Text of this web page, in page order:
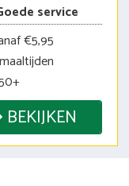
service
€5,95
BEKIJKEN